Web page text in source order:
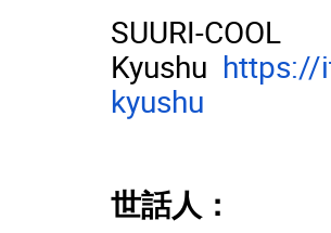
SUURI-COOL
Kyushu https://
kyushu
世話人：